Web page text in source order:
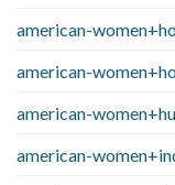
american-
american-
american-
american-